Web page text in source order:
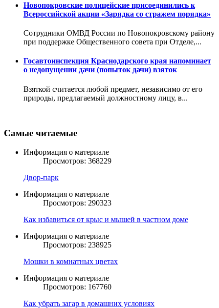
Новопокровские полицейские присоединились к
Всероссийской акции «Зарядка со стражем порядка»
Сотрудники ОМВД России по Новопокровскому району
при поддержке Общественного совета при Отделе,...
Госавтоинспекция Краснодарского края напоминает
о недопущении дачи (попыток дачи) взяток
Взяткой считается любой предмет, независимо от его
природы, предлагаемый должностному лицу, в...
Самые читаемые
Информация о материале
Просмотров: 368229
Двор-парк
Информация о материале
Просмотров: 290323
Как избавиться от крыс и мышей в частном доме
Информация о материале
Просмотров: 238925
Мошки в комнатных цветах
Информация о материале
Просмотров: 167760
Как убрать загар в домашних условиях